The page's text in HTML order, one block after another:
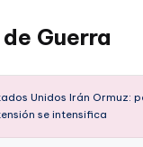
Guerra
Unidos Irán Ormuz:
se intensifica